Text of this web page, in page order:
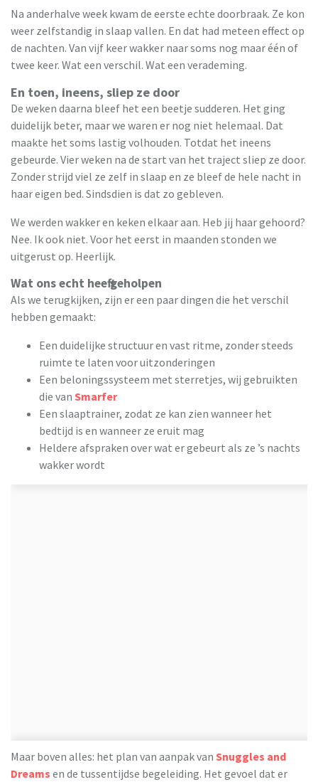
Na anderhalve week kwam de eerste echte doorbraak. Ze kon
weer zelfstandig in slaap vallen. En dat had meteen effect op
de nachten. Van vijf keer wakker naar soms nog maar één of
twee keer. Wat een verschil. Wat een verademing.
En toen, ineens, sliep ze door
De weken daarna bleef het een beetje sudderen. Het ging
duidelijk beter, maar we waren er nog niet helemaal. Dat
maakte het soms lastig volhouden. Totdat het ineens
gebeurde. Vier weken na de start van het traject sliep ze door.
Zonder strijd viel ze zelf in slaap en ze bleef de hele nacht in
haar eigen bed. Sindsdien is dat zo gebleven.
We werden wakker en keken elkaar aan. Heb jij haar gehoord?
Nee. Ik ook niet. Voor het eerst in maanden stonden we
uitgerust op. Heerlijk.
Wat ons echt heeft geholpen
Als we terugkijken, zijn er een paar dingen die het verschil
hebben gemaakt:
Een duidelijke structuur en vast ritme, zonder steeds
ruimte te laten voor uitzonderingen
Een beloningssysteem met sterretjes, wij gebruikten
die van Smarfer
Een slaaptrainer, zodat ze kan zien wanneer het
bedtijd is en wanneer ze eruit mag
Heldere afspraken over wat er gebeurt als ze ’s nachts
wakker wordt
Maar boven alles: het plan van aanpak van Snuggles and
Dreams en de tussentijdse begeleiding. Het gevoel dat er